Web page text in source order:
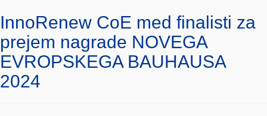
InnoRenew CoE med finalisti za
prejem nagrade NOVEGA
EVROPSKEGA BAUHAUSA
2024